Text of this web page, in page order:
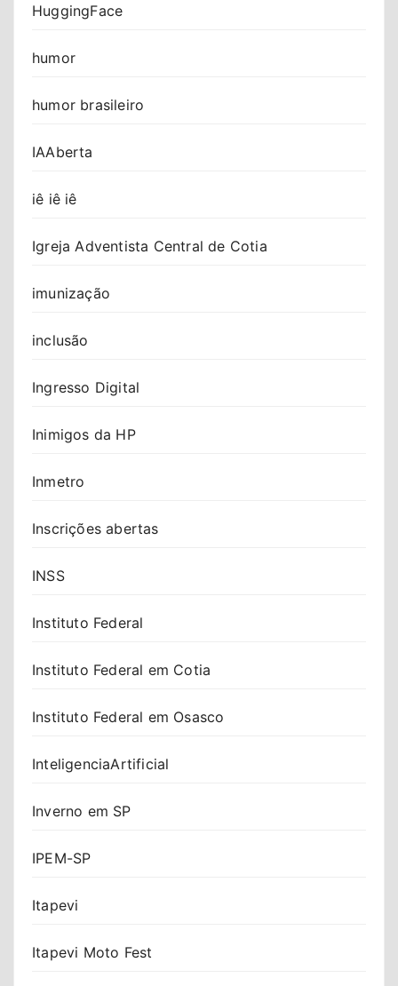
HuggingFace
humor
humor brasileiro
IAAberta
iê iê iê
Igreja Adventista Central de Cotia
imunização
inclusão
Ingresso Digital
Inimigos da HP
Inmetro
Inscrições abertas
INSS
Instituto Federal
Instituto Federal em Cotia
Instituto Federal em Osasco
InteligenciaArtificial
Inverno em SP
IPEM-SP
Itapevi
Itapevi Moto Fest